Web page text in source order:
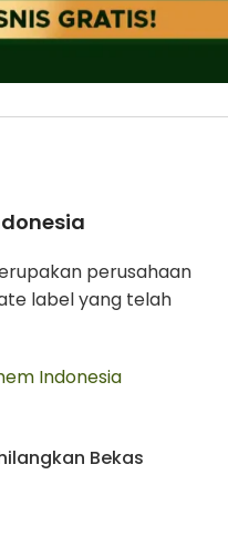
perusahaan
label yang telah
Indonesia
Bekas